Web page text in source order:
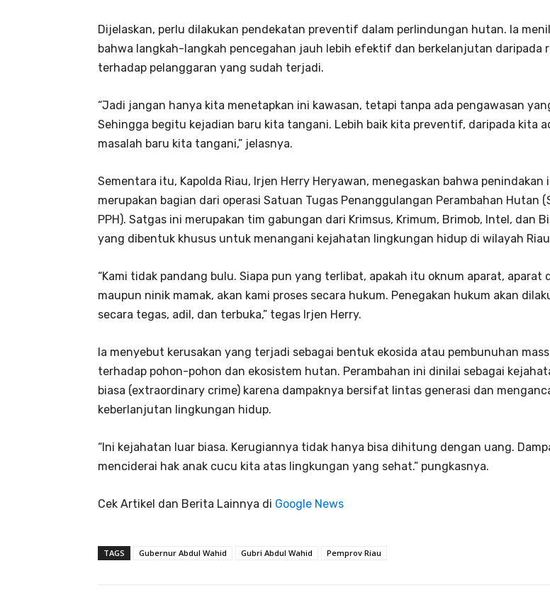
Dijelaskan, perlu dilakukan pendekatan preventif dalam perlindungan hutan. Ia
bahwa langkah-langkah pencegahan jauh lebih efektif dan berkelanjutan daripada
terhadap pelanggaran yang sudah terjadi.
“Jadi jangan hanya kita menetapkan ini kawasan, tetapi tanpa ada pengawasan
Sehingga begitu kejadian baru kita tangani. Lebih baik kita preventif, daripada kita
masalah baru kita tangani,” jelasnya.
Sementara itu, Kapolda Riau, Irjen Herry Heryawan, menegaskan bahwa penindakan
merupakan bagian dari operasi Satuan Tugas Penanggulangan Perambahan Hutan
PPH). Satgas ini merupakan tim gabungan dari Krimsus, Krimum, Brimob, Intel, dan
yang dibentuk khusus untuk menangani kejahatan lingkungan hidup di wilayah
“Kami tidak pandang bulu. Siapa pun yang terlibat, apakah itu oknum aparat, aparat
maupun ninik mamak, akan kami proses secara hukum. Penegakan hukum akan
secara tegas, adil, dan terbuka,” tegas Irjen Herry.
Ia menyebut kerusakan yang terjadi sebagai bentuk ekosida atau pembunuhan
terhadap pohon-pohon dan ekosistem hutan. Perambahan ini dinilai sebagai
biasa (extraordinary crime) karena dampaknya bersifat lintas generasi dan
keberlanjutan lingkungan hidup.
“Ini kejahatan luar biasa. Kerugiannya tidak hanya bisa dihitung dengan uang.
menciderai hak anak cucu kita atas lingkungan yang sehat.” pungkasnya.
Cek Artikel dan Berita Lainnya di Google News
TAGS Gubernur Abdul Wahid Gubri Abdul Wahid Pemprov Riau